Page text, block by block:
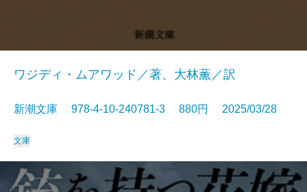
ワジディ・ムアワッド／著、大林薫／訳
新潮文庫 978-4-10-240781-3 880円 2025/03/28
文庫